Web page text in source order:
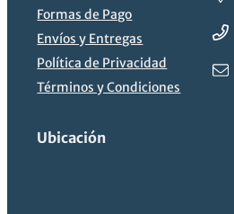
Formas de Pago
Envíos y Entregas
Política de Privacidad
Términos y Condiciones
Ubicación